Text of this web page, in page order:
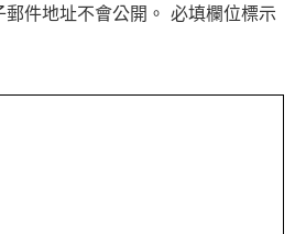
件地址不會公開。 必填欄位標示